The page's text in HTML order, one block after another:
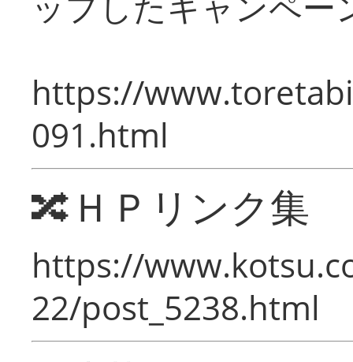
https://
091.html
🔀ＨＰリンク集
https://
22/post_5238.html